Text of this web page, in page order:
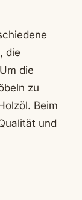
die
die
zu
Beim
und